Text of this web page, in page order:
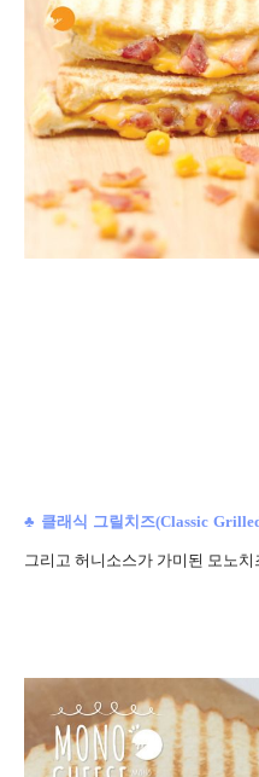
♣ 클래식 그릴치즈(Classic
그리고 허니소스가 가미된 모노